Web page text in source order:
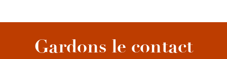
Gardons le contact